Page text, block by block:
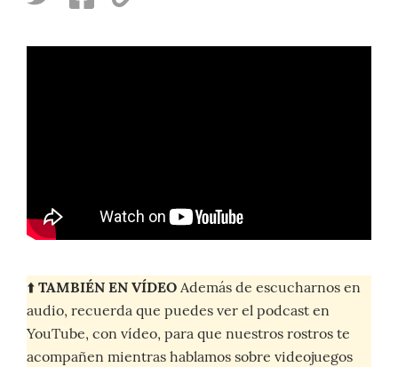
⬆️ TAMBIÉN EN VÍDEO Además de escucharnos en
audio, recuerda que puedes ver el podcast en
YouTube, con vídeo, para que nuestros rostros te
acompañen mientras hablamos sobre videojuegos